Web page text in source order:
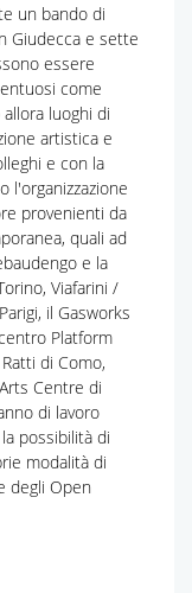
un bando di
Giudecca e sette
essere
come
luoghi di
artistica e
e con la
l'organizzazione
provenienti da
quali ad
e la
Viafarini /
il Gasworks
Platform
di Como,
Centre di
di lavoro
possibilità di
modalità di
degli Open